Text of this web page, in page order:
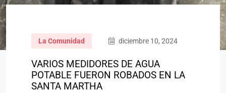
La Comunidad diciembre 10, 2024
VARIOS MEDIDORES DE AGUA
POTABLE FUERON ROBADOS EN LA
SANTA MARTHA